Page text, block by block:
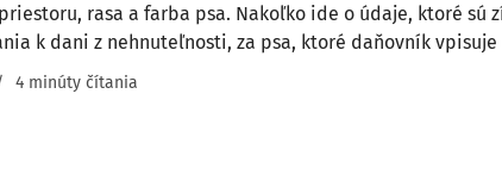
rasa a farba psa. Nakoľko ide o údaje, ktoré sú
k dani z nehnuteľnosti, za psa, ktoré daňovník
4 minúty čítania